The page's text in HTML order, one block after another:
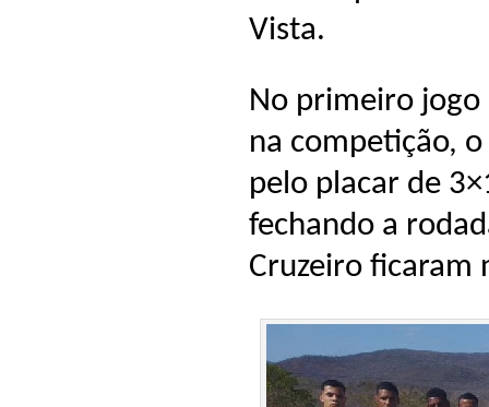
Vista.
No primeiro
na competição, o
pelo placar de
fechando a
Cruzeiro ficaram